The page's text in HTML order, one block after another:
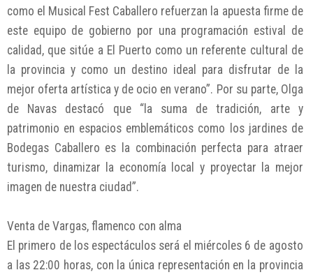
como el Musical Fest Caballero refuerzan la apuesta firme de
este equipo de gobierno por una programación estival de
calidad, que sitúe a El Puerto como un referente cultural de
la provincia y como un destino ideal para disfrutar de la
mejor oferta artística y de ocio en verano”. Por su parte, Olga
de Navas destacó que “la suma de tradición, arte y
patrimonio en espacios emblemáticos como los jardines de
Bodegas Caballero es la combinación perfecta para atraer
turismo, dinamizar la economía local y proyectar la mejor
imagen de nuestra ciudad”.
Venta de Vargas, flamenco con alma
El primero de los espectáculos será el miércoles 6 de agosto
a las 22:00 horas, con la única representación en la provincia